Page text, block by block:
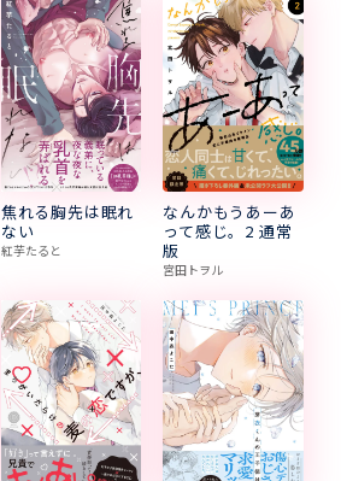
焦れる胸先は眠れ
ない
紅芋たると
なんかもうあーあ
って感じ。2 通常
版
宮田トヲル